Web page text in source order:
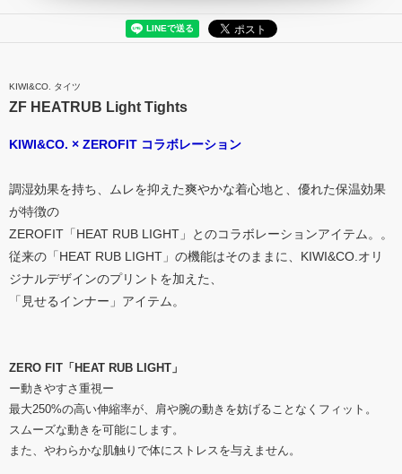
KIWI&CO. タイツ
ZF HEATRUB Light Tights
KIWI&CO. × ZEROFIT コラボレーション
調湿効果を持ち、ムレを抑えた爽やかな着心地と、優れた保温効果
が特徴の
ZEROFIT「HEAT RUB LIGHT」とのコラボレーションアイテム。。
従来の「HEAT RUB LIGHT」の機能はそのままに、KIWI&CO.オリ
ジナルデザインのプリントを加えた、
「見せるインナー」アイテム。
ZERO FIT「HEAT RUB LIGHT」
ー動きやすさ重視ー
最大250%の高い伸縮率が、肩や腕の動きを妨げることなくフィット。
スムーズな動きを可能にします。
また、やわらかな肌触りで体にストレスを与えません。